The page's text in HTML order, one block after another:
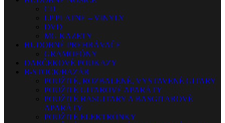
CD
LP PLATNE – VINYLY
DVD
MG KAZETY
HUDOBNÉ PREHRÁVAČE
GRAMOFÓNY
DARČEKOVÉ POUKAZY
B-STOCK/BAZÁR
POUŽITÉ, ROZBALENÉ, VYSTAVENÉ GITARY
POUŽITÉ GITAROVÉ APARÁTY
POUŽITÉ BASGITARY A BASGITAROVÉ
APARÁTY
POUŽITÉ ELEKTRÓNKY